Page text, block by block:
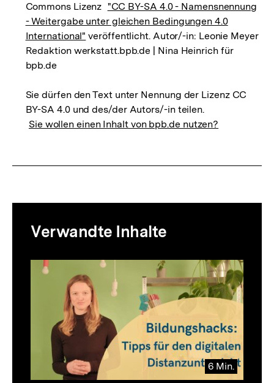
Commons Lizenz "CC BY-SA 4.0 - Namensnennung
- Weitergabe unter gleichen Bedingungen 4.0
International" veröffentlicht. Autor/-in: Leonie Meyer
Redaktion werkstatt.bpb.de | Nina Heinrich für
bpb.de
Sie dürfen den Text unter Nennung der Lizenz CC
BY-SA 4.0 und des/der Autors/-in teilen.
Sie wollen einen Inhalt von bpb.de nutzen?
zur
Thematik
Verwandte Inhalte
Inhaltskarussell
überspringen
6 Min.